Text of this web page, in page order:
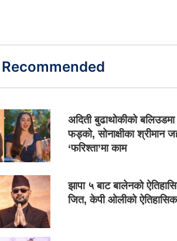
Recommended
अदिती बुढाथोकीको बलिउडमा
फड्को, सोनाक्षीका श्रीमान
‘फरिश्ता’मा काम
झापा ५ बाट बालेनको
जित, केपी ओलीको ऐतिहासिक